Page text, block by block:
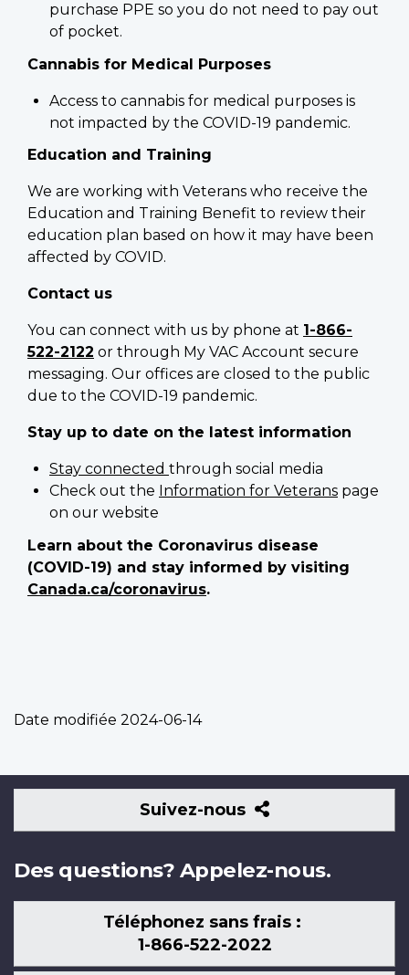
purchase PPE so you do not need to pay out
of pocket.
Cannabis for Medical Purposes
Access to cannabis for medical purposes is
not impacted by the COVID-19 pandemic.
Education and Training
We are working with Veterans who receive the
Education and Training Benefit to review their
education plan based on how it may have been
affected by COVID.
Contact us
You can connect with us by phone at 1-866-
522-2122 or through My VAC Account secure
messaging. Our offices are closed to the public
due to the COVID-19 pandemic.
Stay up to date on the latest information
Stay connected through social media
Check out the Information for Veterans page
on our website
Learn about the Coronavirus disease
(COVID-19) and stay informed by visiting
Canada.ca/coronavirus.
Date modifiée 2024-06-14
Suivez-nous
Suivez-
nous
Des questions? Appelez-nous.
Téléphonez sans frais :
1-866-522-2022